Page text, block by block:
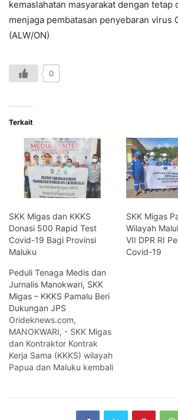
kemaslahatan masyarakat dengan
menjaga pembatasan penyebaran virus
(ALW/ON)
0
Terkait
SKK Migas dan KKKS
Donasi 500 Rapid Test
Covid-19 Bagi Provinsi
Maluku
SKK Migas
Wilayah
VII DPR RI
Covid-19
Peduli Tenaga Medis dan
Jurnalis Manokwari, SKK
Migas – KKKS Pamalu Beri
Dukungan JPS
Orideknews.com,
MANOKWARI, - SKK Migas
dan Kontraktor Kontrak
Kerja Sama (KKKS) wilayah
Papua dan Maluku kembali
Pengaman Sosial (JPS).